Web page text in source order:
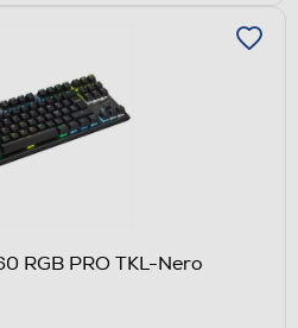
RGB PRO TKL-Nero